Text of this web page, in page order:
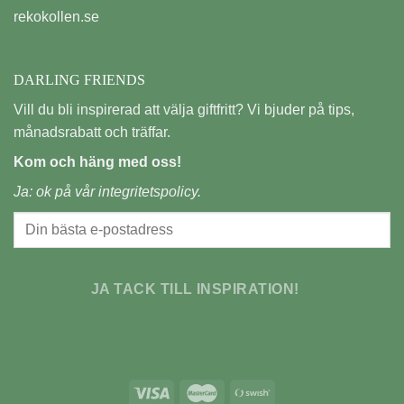
rekokollen.se
DARLING FRIENDS
Vill du bli inspirerad att välja giftfritt? Vi bjuder på tips,
månadsrabatt och träffar.
Kom och häng med oss!
Ja: ok på vårintegritetspolicy.
JA TACK TILL INSPIRATION!